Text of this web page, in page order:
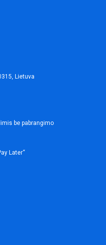
Lietuva
be pabrangimo
Later“